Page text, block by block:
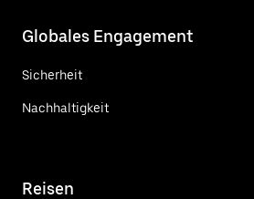
Globales Engagement
Sicherheit
Nachhaltigkeit
Reisen